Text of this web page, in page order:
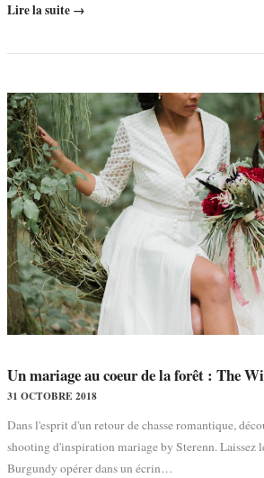
Lire la suite →
Un mariage au coeur de la forêt : The
31 OCTOBRE 2018
Dans l'esprit d'un retour de chasse romantique,
shooting d'inspiration mariage by Sterenn. Laissez
Burgundy opérer dans un écrin…